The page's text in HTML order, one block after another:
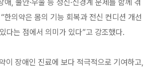
애, 불안·우울 등 정신·신경계 문제를 함께 겪
한의약은 몸의 기능 회복과 전신 컨디션 개선
다는 점에서 의미가 있다”고 강조했다.
이 장애인 진료에 보다 적극적으로 기여하고,